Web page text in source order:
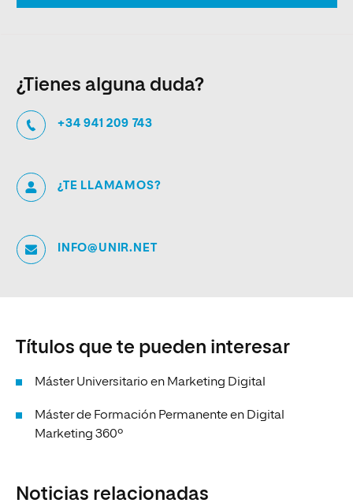
¿Tienes alguna duda?
+34 941 209 743
¿TE LLAMAMOS?
INFO@UNIR.NET
Títulos que te pueden interesar
Máster Universitario en Marketing Digital
Máster de Formación Permanente en Digital
Marketing 360º
Noticias relacionadas